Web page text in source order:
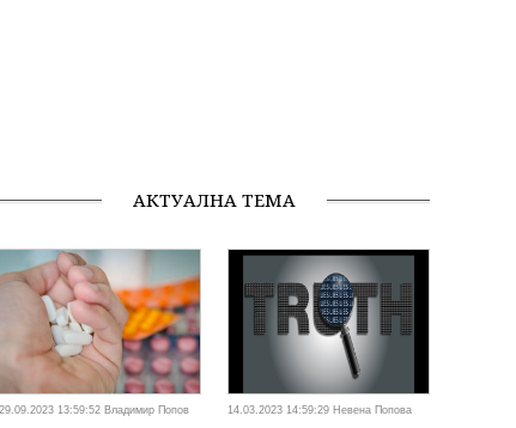
АКТУАЛНА ТЕМА
29.09.2023 13:59:52 Владимир Попов 14.03.2023 14:59:29 Невена Попова